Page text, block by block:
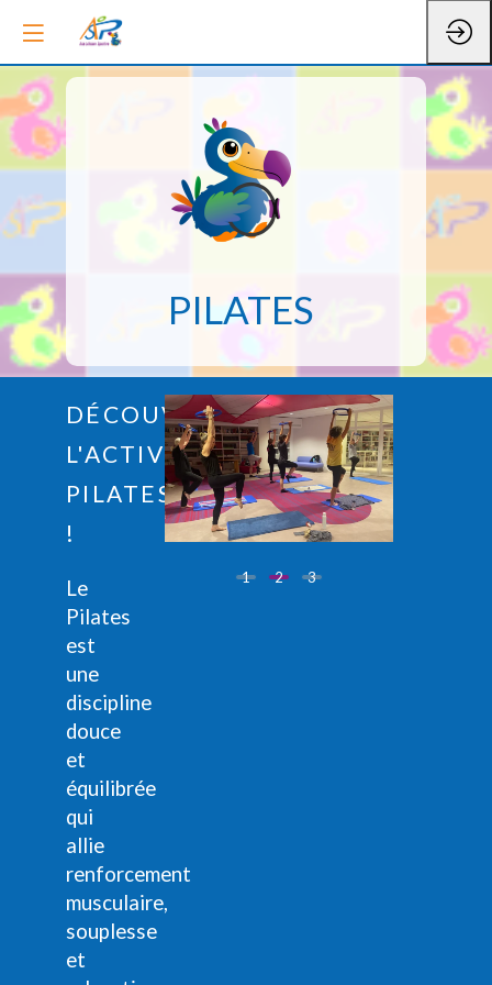
PILATES
DÉCOUVREZ
L'ACTIVITÉ
PILATES
!
Le
Pilates
est
une
discipline
douce
et
équilibrée
qui
allie
renforcement
musculaire,
souplesse
et
1 2 3